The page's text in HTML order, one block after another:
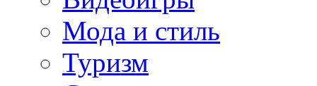
Мода и стиль
Туризм